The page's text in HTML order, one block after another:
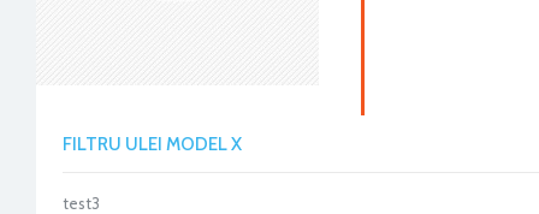
FILTRU ULEI MODEL X
test3